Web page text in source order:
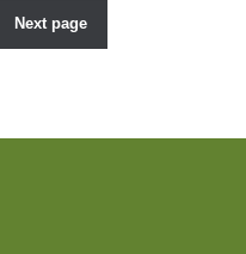
Posts
Next page